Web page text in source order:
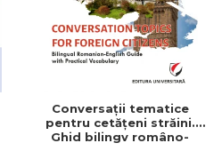
Conversaţii tematice
pentru cetăţeni străini.
Ghid bilingv româno-